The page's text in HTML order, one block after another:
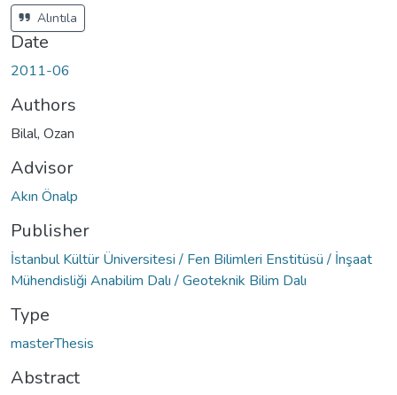
Alıntıla
Date
2011-06
Authors
Bilal, Ozan
Advisor
Akın Önalp
Publisher
İstanbul Kültür Üniversitesi / Fen Bilimleri Enstitüsü / İnşaat
Mühendisliği Anabilim Dalı / Geoteknik Bilim Dalı
Type
masterThesis
Abstract